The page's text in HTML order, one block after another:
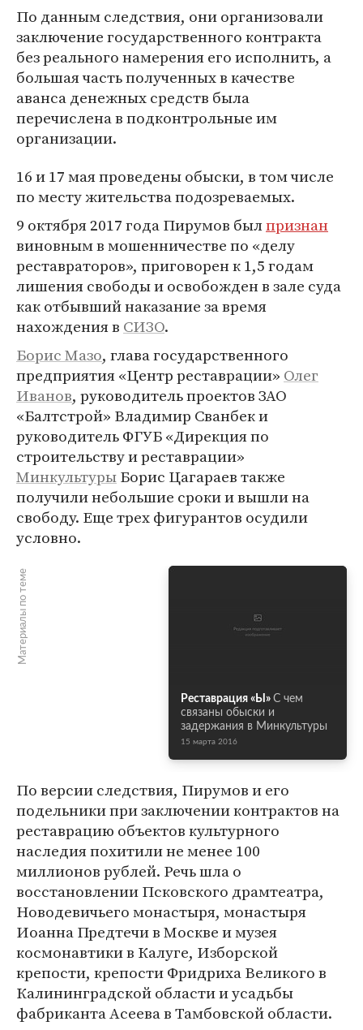
По данным следствия, они организовали
заключение государственного контракта
без реального намерения его исполнить, а
большая часть полученных в качестве
аванса денежных средств была
перечислена в подконтрольные им
организации.
16 и 17 мая проведены обыски, в том числе
по месту жительства подозреваемых.
9 октября 2017 года Пирумов былпризнан
виновным в мошенничестве по «делу
реставраторов», приговорен к 1,5 годам
лишения свободы и освобожден в зале суда
как отбывший наказание за время
нахождения в СИЗО.
Борис Мазо, глава государственного
предприятия «Центр реставрации» Олег
Иванов, руководитель проектов ЗАО
«Балтстрой» Владимир Сванбек и
руководитель ФГУБ «Дирекция по
строительству и реставрации»
МинкультурыБорис Цагараев также
получили небольшие сроки и вышли на
свободу. Еще трех фигурантов осудили
условно.
Материалы по теме
Реставрация «Ы» С чем
связаны обыски и
задержания в Минкультуры
15 марта 2016
По версии следствия, Пирумов и его
подельники при заключении контрактов на
реставрацию объектов культурного
наследия похитили не менее 100
миллионов рублей. Речь шла о
восстановлении Псковского драмтеатра,
Новодевичьего монастыря, монастыря
Иоанна Предтечи в Москве и музея
космонавтики в Калуге, Изборской
крепости, крепости Фридриха Великого в
Калининградской области и усадьбы
фабриканта Асеева в Тамбовской области.